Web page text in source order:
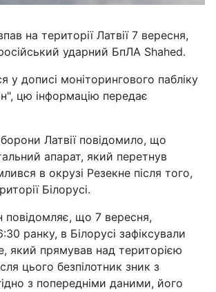
на території Латвії 7 вересня,
ударний БпЛА Shahed.
у дописі моніторингового пабліку
цю інформацію передає
Латвії повідомило, що
апарат, який перетнув
в окрузі Резекне після того,
Білорусі.
повідомляє, що 7 вересня,
ранку, в Білорусі зафіксували
який прямував над територією
цього безпілотник зник з
з попередніми даними, його